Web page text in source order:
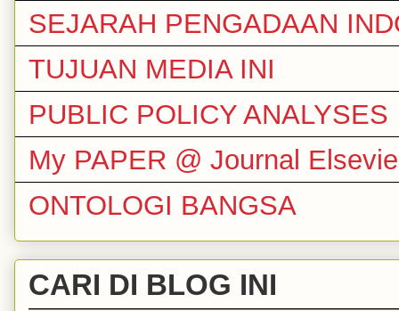
SEJARAH PENGADAAN
TUJUAN MEDIA INI
PUBLIC POLICY ANALYSES
My PAPER @ Journal
ONTOLOGI BANGSA
CARI DI BLOG INI